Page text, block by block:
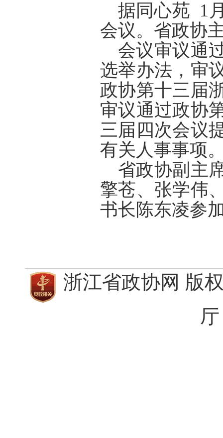
据同心苑 1
会议。省政协
会议审议通
选举办法，审
政协第十三届
审议通过政协
三届四次会议
有关人事事项
省政协副主
擎苍、张学伟
书长陈东凌参
浙江省政协网 版